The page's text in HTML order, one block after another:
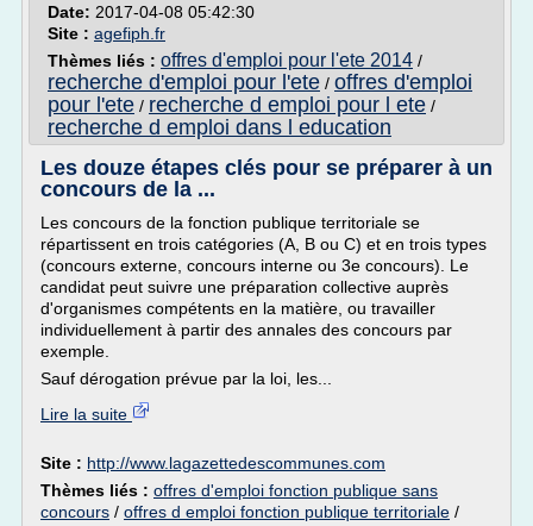
Date: 2017-04-08 05:42:30
Site : agefiph.fr
Thèmes liés : offres d'emploi pour l'ete 2014 /
recherche d'emploi pour l'ete / offres d'emploi
pour l'ete / recherche d emploi pour l ete /
recherche d emploi dans l education
Les douze étapes clés pour se préparer à un
concours de la ...
Les concours de la fonction publique territoriale se
répartissent en trois catégories (A, B ou C) et en trois types
(concours externe, concours interne ou 3e concours). Le
candidat peut suivre une préparation collective auprès
d'organismes compétents en la matière, ou travailler
individuellement à partir des annales des concours par
exemple.
Sauf dérogation prévue par la loi, les...
Lire la suite
Site : http://www.lagazettedescommunes.com
Thèmes liés : offres d'emploi fonction publique sans
concours / offres d emploi fonction publique territoriale /